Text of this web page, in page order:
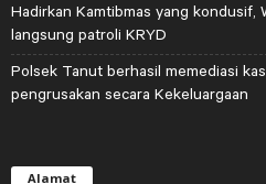
Hadirkan Kamtibmas yang kondusif,
langsung patroli KRYD
Polsek Tanut berhasil memediasi
pengrusakan secara Kekeluargaan
Alamat